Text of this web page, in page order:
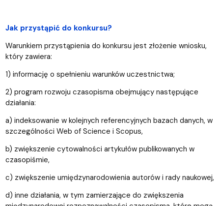
Jak przystąpić do konkursu?
Warunkiem przystąpienia do konkursu jest złożenie wniosku,
który zawiera:
1) informację o spełnieniu warunków uczestnictwa;
2) program rozwoju czasopisma obejmujący następujące
działania:
a) indeksowanie w kolejnych referencyjnych bazach danych, w
szczególności Web of Science i Scopus,
b) zwiększenie cytowalności artykułów publikowanych w
czasopiśmie,
c) zwiększenie umiędzynarodowienia autorów i rady naukowej,
d) inne działania, w tym zamierzające do zwiększenia